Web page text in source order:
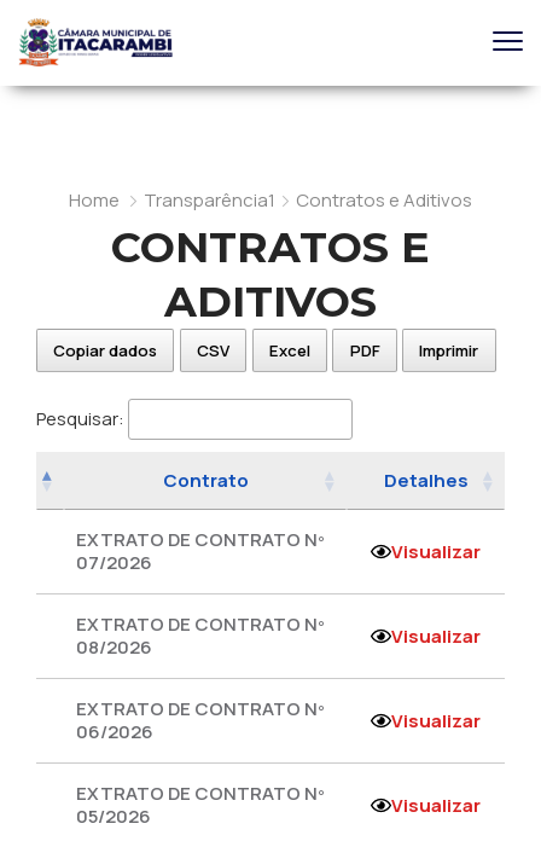
Home Transparência1 Contratos e Aditivos
CONTRATOS E
ADITIVOS
Pesquisar:
Copiar dados CSV Excel PDF Imprimir
Contrato Detalhes
EXTRATO DE CONTRATO Nº
07/2026
Visualizar
EXTRATO DE CONTRATO Nº
08/2026
Visualizar
EXTRATO DE CONTRATO Nº
06/2026
Visualizar
EXTRATO DE CONTRATO Nº
05/2026
Visualizar